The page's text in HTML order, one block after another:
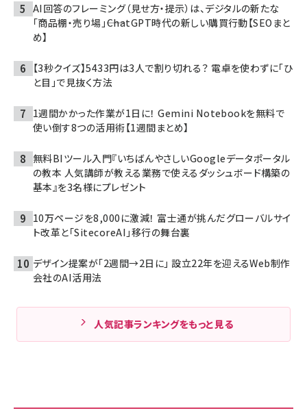
AI回答のフレーミング（見せ方・提示）は、デジタルの新たな
「商品棚・売り場」――ChatGPT時代の新しい購買行動【SEOまと
め】
【3秒クイズ】5433円は3人で割り切れる？ 電卓を使わずに「ひ
と目」で見抜く方法
1週間かかった作業が1日に！ Gemini Notebookを無料で
使い倒す8つの活用術【1週間まとめ】
無料BIツール入門『いちばんやさしいGoogleデータポータル
の教本 人気講師が教える業務で使えるダッシュボード構築の
基本』を3名様にプレゼント
10万ページを8,000に激減！ 富士通が挑んだグローバルサイ
ト改革と「SitecoreAI」移行の舞台裏
デザイン提案が「2週間→2日に」 設立22年を迎えるWeb制作
会社のAI活用法
人気記事ランキングをもっと見る